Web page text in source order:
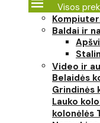
Visos
Baldai ir
Video ir
Belaidės
Grindinės
Lauko
kolonėlės